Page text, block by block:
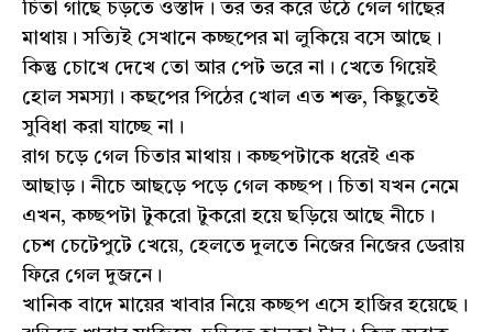
চিতা গাছে চড়তে ওস্তাদ। তর তর করে উঠে গেল গাছের
মাথায়। সত্যিই সেখানে কচ্ছপের মা লুকিয়ে বসে আছে।
কিন্তু চোখে দেখে তো আর পেট ভরে না। খেতে গিয়েই
হোল সমস্যা। কছপের পিঠের খোল এত শক্ত, কিছুতেই
সুবিধা করা যাচ্ছে না।
রাগ চড়ে গেল চিতার মাথায়। কচ্ছপটাকে ধরেই এক
আছাড়। নীচে আছড়ে পড়ে গেল কচ্ছপ। চিতা যখন নেমে
এখন, কচ্ছপটা টুকরো টুকরো হয়ে ছড়িয়ে আছে নীচে।
চেশ চেটেপুটে খেয়ে, হেলতে দুলতে নিজের নিজের ডেরায়
ফিরে গেল দুজনে।
খানিক বাদে মায়ের খাবার নিয়ে কচ্ছপ এসে হাজির হয়েছে।